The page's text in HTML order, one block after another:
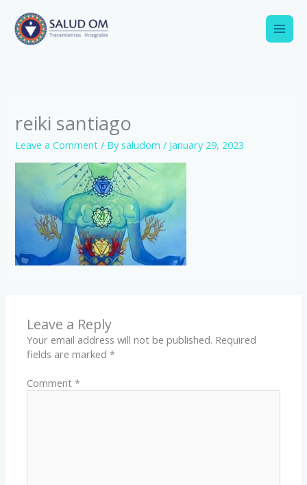
content
reiki santiago
Leave a Comment / Bysaludom/ January 29, 2023
Leave a Reply
Your email address will not be published. Required
fields are marked*
Comment*